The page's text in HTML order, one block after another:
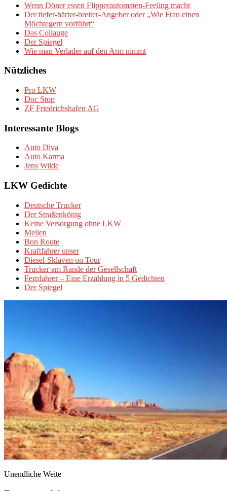
Wenn Döner essen Flipperautomaten-Feeling macht
Der tiefer-härter-breiter-Angeber oder „Wie Frau einen
Möchtegern vorführt“
Das Coilauge
Der Spiegel
Wie man Verlader auf den Arm nimmt
Nützliches
Pro LKW
Doc Stop
ZF Friedrichshafen AG
Interessante Blogs
Auto Diva
Auto Karma
Jens Wilde
LKW Gedichte
Deutsche Trucker
Der Straßenkönig
Keine Versorgung ohne LKW
Meilen
Bon Route
Kraftfahrer unser
Diesel-Sklaven on Tour
Trucker am Rande der Gesellschaft
Fernfahrer – Eine Erzählung in 5 Gedichten
Der Spiegel
Unendliche Weite